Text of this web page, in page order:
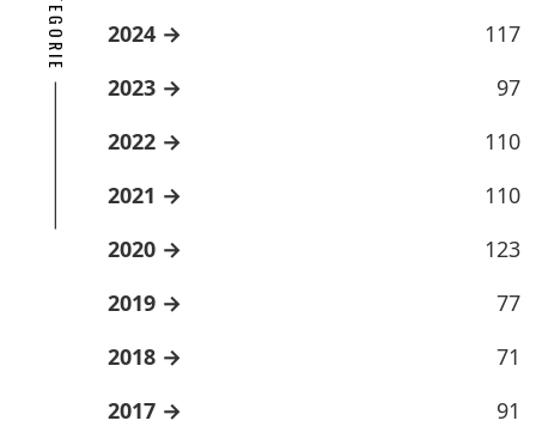
2024
117
2023
97
2022
110
2021
110
2020
123
2019
77
2018
71
2017
91